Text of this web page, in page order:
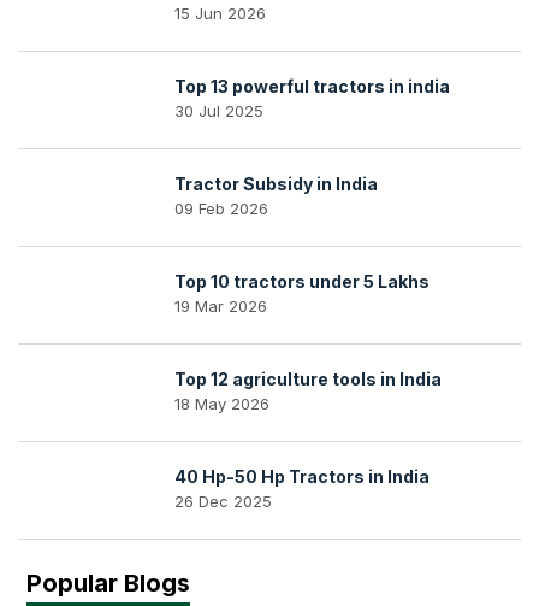
15 Jun 2026
Top 13 powerful tractors in india
30 Jul 2025
Tractor Subsidy in India
09 Feb 2026
Top 10 tractors under 5 Lakhs
19 Mar 2026
Top 12 agriculture tools in India
18 May 2026
40 Hp-50 Hp Tractors in India
26 Dec 2025
Popular Blogs